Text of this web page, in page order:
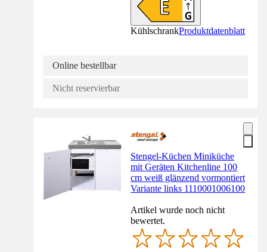
KühlschrankProduktdatenblatt
Online bestellbar
Nicht reservierbar
Stengel-Küchen Miniküche
mit Geräten Kitchenline 100
cm weiß glänzend vormontiert
Variante links 1110001006100
Artikel wurde noch nicht
bewertet.